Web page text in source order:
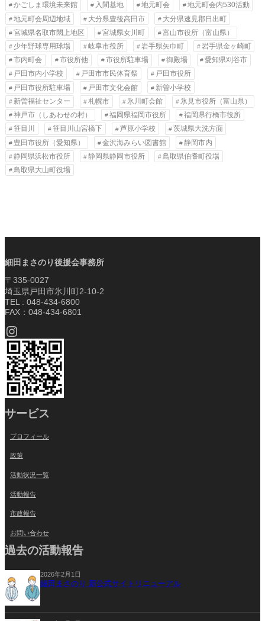
かごしま環境未来館
入間基地 地元町会
地元町会内530活動
地元町会周辺地域
大分県豊後高田市
大分県速見郡日出町
宮城県名取市閖上地区
宮城県女川町
富山市役所（富山県）
少年野球専用球場
岐阜市役所 岩手県矢巾町
岩手県金ヶ崎町
市内町会
市役所他 市役所駐車場 御殿場
愛知県刈谷市
戸田市内小学校
戸田市市民体育祭
戸田市役所
戸田市役所駐車場
戸田市文化会館
新曽小学校
新曽福祉センター
札幌市 氷川町会館
氷見市役所（富山県）
神戸市（しあわせの村）
福岡県福岡市役所
福岡県行橋市役所
笹目川
笹目川山宮橋下 芦原小学校
茨城県大洗方面
豊田市役所（愛知県）
金沢海みらい図書館
静岡市内
静岡県浜松市役所
静岡県静岡市役所
鳥取県伯耆町役場
鳥取県大山町役場
細田まさのり後援会事務所
〒335-0027
埼玉県戸田市氷川町2-10-2
TEL : 048-434-6800
FAX：048-434-6801
Instagram
サービス
プロフィール
政策
活動状況一覧
活動報告
市政報告
お問い合わせ
過去の活動報告
2026年2月1日
細田まさのり 新公式サイトリニューアル